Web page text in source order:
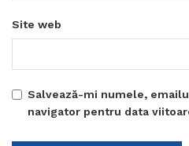
Site web
Salvează-mi numele,
navigator pentru data